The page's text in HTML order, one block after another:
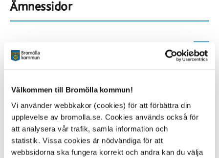
Välkommen till Bromölla kommun!
Vi använder webbkakor (cookies) för att förbättra din
upplevelse av bromolla.se. Cookies används också för
att analysera vår trafik, samla information och
statistik. Vissa cookies är nödvändiga för att
webbsidorna ska fungera korrekt och andra kan du välja
Ämnessidor
686
Alla platser